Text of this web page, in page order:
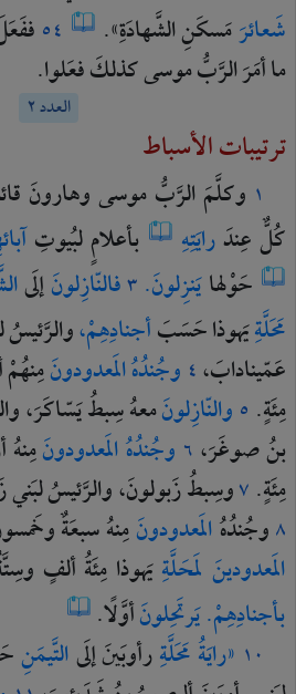
شَعائرَمَسكَنِالشَّهادَةِ». ٥٤
ماأمَرَالرَّبُّموسىكذلكَفعَلوا.
العدد ٢
ترتيبات الأسباط
١ وكلَّمَالرَّبُّموسىوهارونَ
كُلٌّعِندَرايَتِهِ بأعلامٍلبُيوتِ
حَوْلهايَنزِلونَ. ٣فالنّازِلونَإلَى
مَحَلَّةِيَهوذاحَسَبَأجنادِهِمْ،والرَّئيسُ
عَمّينادابَ،٤ وجُندُهُالمَعدودونَمِنهُمْ
مِئَةٍ. ٥ والنّازِلونَمعهُسِبطُيَسّاكَرَ،
بنُصوغَرَ، ٦ وجُندُهُالمَعدودونَمِنهُ
مِئَةٍ. ٧وسِبطُزَبولونَ،والرَّئيسُلبَني
٨وجُندُهُالمَعدودونَمِنهُسبعَةٌ
المَعدودينَ لمَحَلَّةِيَهوذامِئَةُألفٍ
بأجنادِهِمْ.يَرتَحِلونَأوَّلًا.
١٠ «رايَةُمَحَلَّةِرأوبَينَإلَىالتَّيمَنِ